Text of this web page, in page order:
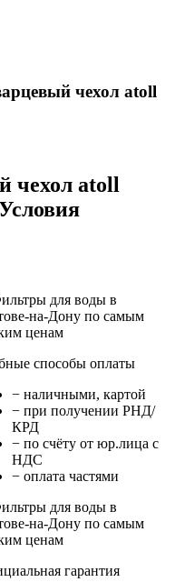
чехол atoll
чехол atoll
способы оплаты
− наличными, картой
− при получении РНД/
КРД
− по счёту от юр.лица с
НДС
− оплата частями
гарантия